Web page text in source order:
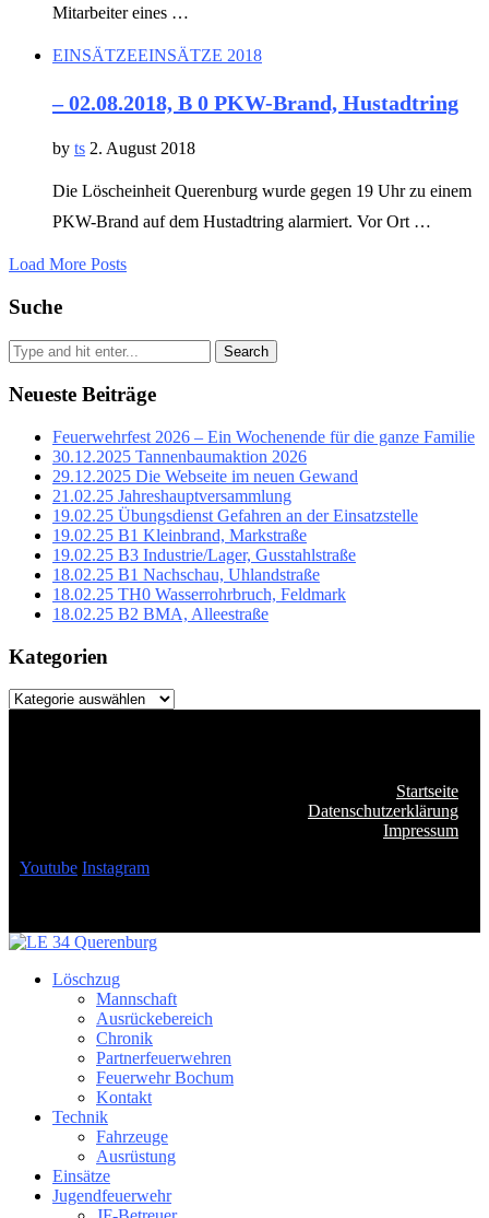
Mitarbeiter eines …
EINSÄTZEEINSÄTZE 2018
– 02.08.2018, B 0 PKW-Brand, Hustadtring
by ts 2. August 2018
Die Löscheinheit Querenburg wurde gegen 19 Uhr zu einem
PKW-Brand auf dem Hustadtring alarmiert. Vor Ort …
Load More Posts
Suche
Search
Neueste Beiträge
Feuerwehrfest 2026 – Ein Wochenende für die ganze Familie
30.12.2025 Tannenbaumaktion 2026
29.12.2025 Die Webseite im neuen Gewand
21.02.25 Jahreshauptversammlung
19.02.25 Übungsdienst Gefahren an der Einsatzstelle
19.02.25 B1 Kleinbrand, Markstraße
19.02.25 B3 Industrie/Lager, Gusstahlstraße
18.02.25 B1 Nachschau, Uhlandstraße
18.02.25 TH0 Wasserrohrbruch, Feldmark
18.02.25 B2 BMA, Alleestraße
Kategorien
Kategorien
Startseite
Datenschutzerklärung
Impressum
Youtube Instagram
Löschzug
Mannschaft
Ausrückebereich
Chronik
Partnerfeuerwehren
Feuerwehr Bochum
Kontakt
Technik
Fahrzeuge
Ausrüstung
Einsätze
Jugendfeuerwehr